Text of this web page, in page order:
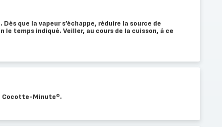
que la vapeur s’échappe, réduire la source de
le temps indiqué. Veiller, au cours de la cuisson, à ce
Cocotte-Minute®.